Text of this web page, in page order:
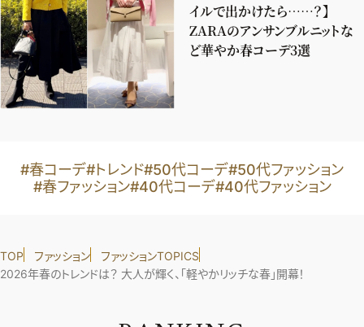
イルで出かけたら……？】
ZARAのアンサンブルニットな
ど華やか春コーデ3選
#春コーデ#トレンド#50代コーデ#50代ファッション
#春ファッション#40代コーデ#40代ファッション
TOP ファッション
ファッションTOPICS
2026年春のトレンドは？ 大人が輝く、「軽やかリッチな春」開幕！